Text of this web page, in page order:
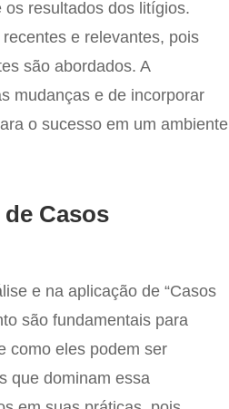
resultados dos litígios.
e relevantes, pois
são abordados. A
mudanças e de incorporar
o sucesso em um ambiente
Casos
e na aplicação de “Casos
são fundamentais para
como eles podem ser
que dominam essa